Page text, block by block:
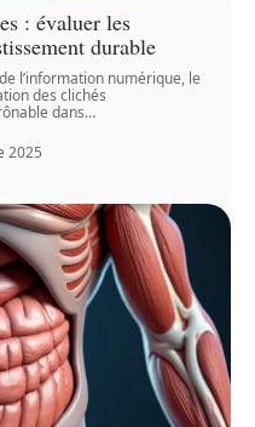
: évaluer les
durable
l’information numérique, le
des clichés
dans…
2025